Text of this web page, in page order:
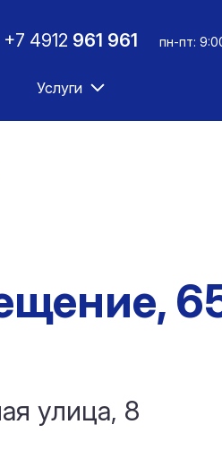
+7 4912 961 961 пн-пт:
Услуги
улица, 8